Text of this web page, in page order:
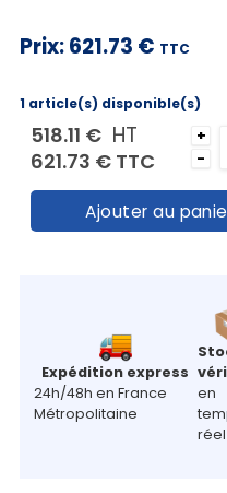
Prix:621.73 € TTC
1 article(s) disponible(s)
518.11 € HT
621.73 € TTC
+
-
Ajouter au
Expédition express
24h/48h en France
Métropolitaine
en
réel